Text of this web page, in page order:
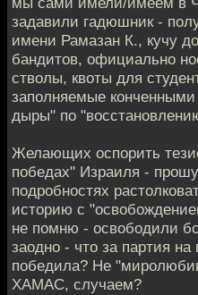
задавили гадюшник -
имени Рамазан К., кучу
бандитов, официально
стволы, квоты для
заполняемые
дыры" по
Желающих оспорить
победах" Израиля -
подробностях
историю с
не помню - освободили
заодно - что за партия
победила? Не
ХАМАС, случаем?